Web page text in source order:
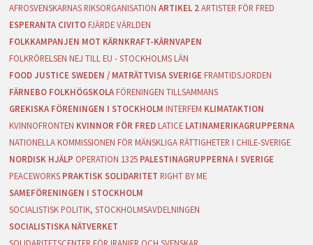
AFROSVENSKARNAS RIKSORGANISATION ARTIKEL 2 ARTISTER FÖR FRED
ESPERANTA CIVITO FJÄRDE VÄRLDEN
FOLKKAMPANJEN MOT KÄRNKRAFT-KÄRNVAPEN
FOLKRÖRELSEN NEJ TILL EU - STOCKHOLMS LÄN
FOOD JUSTICE SWEDEN / MATRÄTTVISA SVERIGE FRAMTIDSJORDEN
FÄRNEBO FOLKHÖGSKOLA FÖRENINGEN TILLSAMMANS
GREKISKA FÖRENINGEN I STOCKHOLM INTERFEM KLIMATAKTION
KVINNOFRONTEN KVINNOR FÖR FRED LATICE LATINAMERIKAGRUPPERNA
NATIONELLA KOMMISSIONEN FÖR MÄNSKLIGA RÄTTIGHETER I CHILE-SVERIGE
NORDISK HJÄLP OPERATION 1325 PALESTINAGRUPPERNA I SVERIGE
PEACEWORKS PRAKTISK SOLIDARITET RIGHT BY ME
SAMEFÖRENINGEN I STOCKHOLM
SOCIALISTISK POLITIK, STOCKHOLMSAVDELNINGEN
SOCIALISTISKA NÄTVERKET